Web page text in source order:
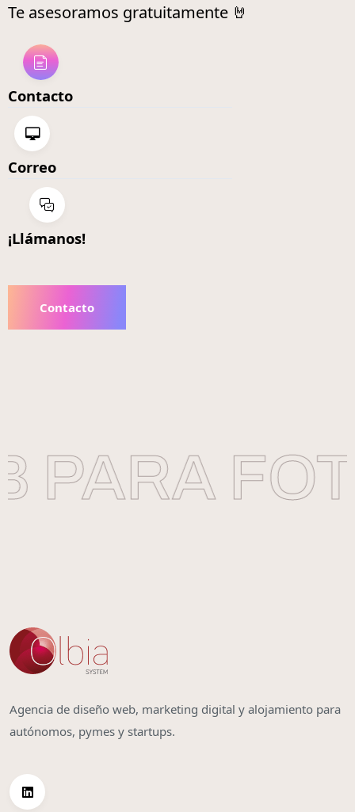
Te asesoramos gratuitamente 🤘
Contacto
Correo
¡Llámanos!
Contacto
Agencia de diseño web, marketing digital y alojamiento para
autónomos, pymes y startups.